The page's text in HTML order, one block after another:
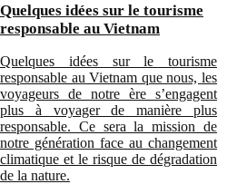
Quelques idées sur le tourisme
responsable au Vietnam
Quelques idées sur le tourisme
responsable au Vietnam que nous, les
voyageurs de notre ère s’engagent
plus à voyager de manière plus
responsable. Ce sera la mission de
notre génération face au changement
climatique et le risque de dégradation
de la nature.